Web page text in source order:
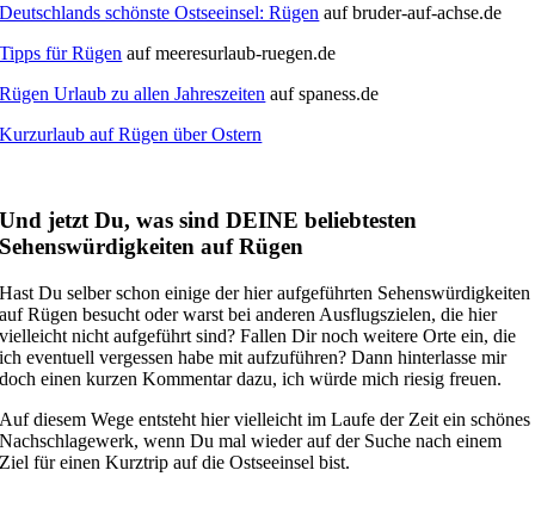
Deutschlands schönste Ostseeinsel: Rügen auf bruder-auf-achse.de
Tipps für Rügen auf meeresurlaub-ruegen.de
Rügen Urlaub zu allen Jahreszeiten auf spaness.de
Kurzurlaub auf Rügen über Ostern
Und jetzt Du, was sind DEINE beliebtesten
Sehenswürdigkeiten auf Rügen
Hast Du selber schon einige der hier aufgeführten Sehenswürdigkeiten
auf Rügen besucht oder warst bei anderen Ausflugszielen, die hier
vielleicht nicht aufgeführt sind? Fallen Dir noch weitere Orte ein, die
ich eventuell vergessen habe mit aufzuführen? Dann hinterlasse mir
doch einen kurzen Kommentar dazu, ich würde mich riesig freuen.
Auf diesem Wege entsteht hier vielleicht im Laufe der Zeit ein schönes
Nachschlagewerk, wenn Du mal wieder auf der Suche nach einem
Ziel für einen Kurztrip auf die Ostseeinsel bist.